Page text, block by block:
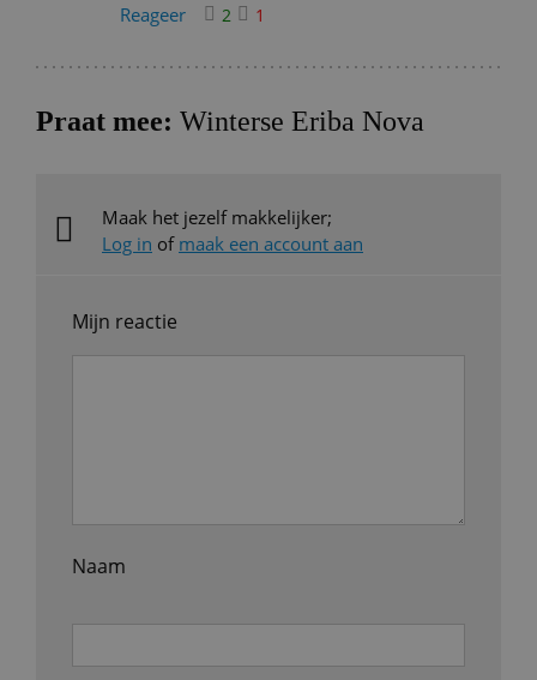
Reageer 2 1
Praat mee: Winterse Eriba Nova
Maak het jezelf makkelijker;
Log in of maak een account aan
Mijn reactie
Naam